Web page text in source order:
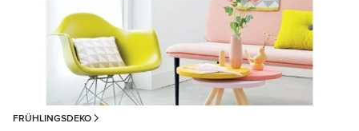
FRÜHLINGSDEKO